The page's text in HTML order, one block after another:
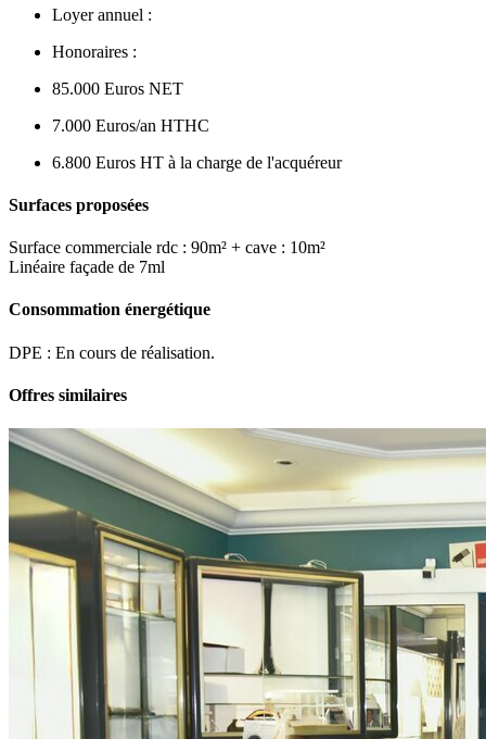
Loyer annuel :
Honoraires :
85.000 Euros NET
7.000 Euros/an HTHC
6.800 Euros HT à la charge de l'acquéreur
Surfaces proposées
Surface commerciale rdc : 90m² + cave : 10m²
Linéaire façade de 7ml
Consommation énergétique
DPE : En cours de réalisation.
Offres similaires